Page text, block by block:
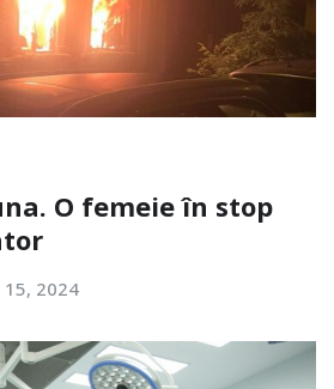
O femeie în stop
15, 2024